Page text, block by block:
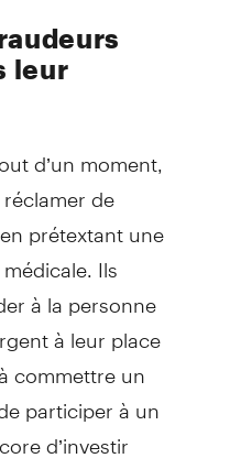
leur
d’un moment,
de
prétextant une
Ils
à la personne
à leur place
commettre un
participer à un
d’investir